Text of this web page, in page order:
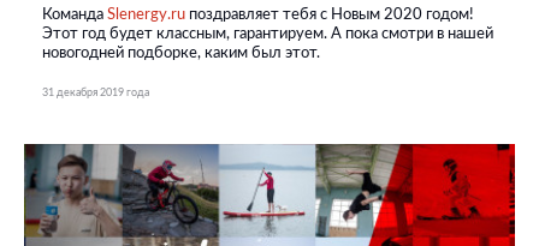
Команда Slenergy.ru поздравляет тебя с Новым 2020 годом!
Этот год будет классным, гарантируем. А пока смотри в нашей
новогодней подборке, каким был этот.
31 декабря 2019 года